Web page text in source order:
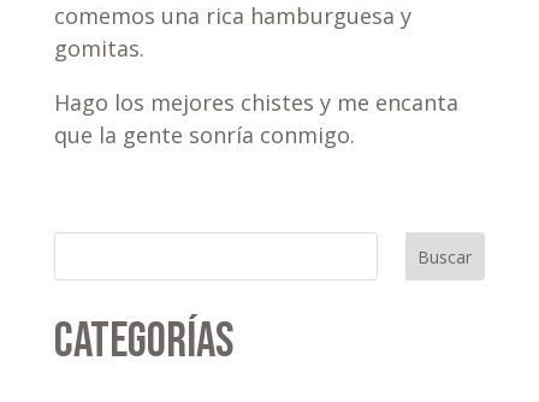
comemos una rica hamburguesa y
gomitas.
Hago los mejores chistes y me encanta
que la gente sonría conmigo.
Buscar
Categorías